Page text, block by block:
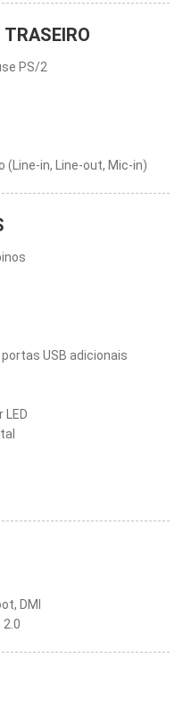
TRASEIRO
PS/2
(Line-in, Line-out, Mic-in)
USB adicionais
DMI